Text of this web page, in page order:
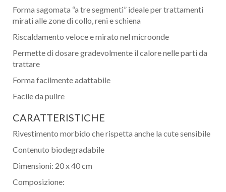
Forma sagomata “a tre segmenti” ideale per trattamenti
mirati alle zone di collo, reni e schiena
Riscaldamento veloce e mirato nel microonde
Permette di dosare gradevolmente il calore nelle parti da
trattare
Forma facilmente adattabile
Facile da pulire
CARATTERISTICHE
Rivestimento morbido che rispetta anche la cute sensibile
Contenuto biodegradabile
Dimensioni: 20 x 40 cm
Composizione: